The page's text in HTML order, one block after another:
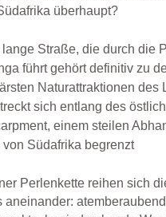
überhaupt?
lange Straße, die durch die
führt gehört definitiv zu
Naturattraktionen des
sich entlang des
einem steilen
von Südafrika begrenzt
Perlenkette reihen sich
aneinander: